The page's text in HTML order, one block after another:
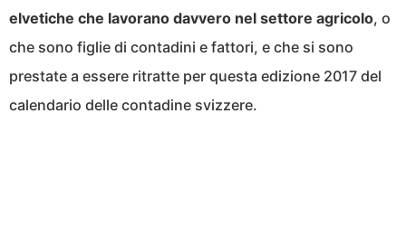
elvetiche che lavorano davvero nel settore agricolo, o
che sono figlie di contadini e fattori, e che si sono
prestate a essere ritratte per questa edizione 2017 del
calendario delle contadine svizzere.